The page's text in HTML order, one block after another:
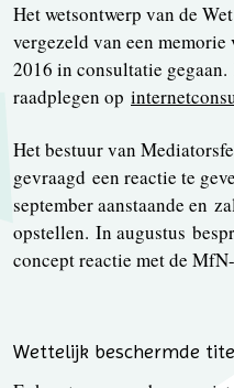
Het wetsontwerp van de
vergezeld van een
2016 in consultatie
raadplegen op
Het bestuur van
gevraagd een reactie te
september aanstaande en
opstellen. In augustus
concept reactie met de
Wettelijk beschermde